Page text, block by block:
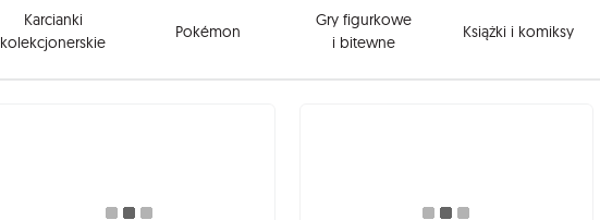
Karcianki
kolekcjonerskie
Pokémon
Gry figurkowe
i bitewne
Książki i komiksy